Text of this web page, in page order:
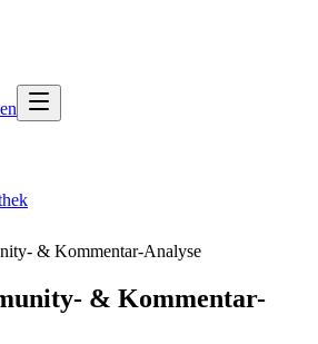
& Kommentar-Analyse
& Kommentar-